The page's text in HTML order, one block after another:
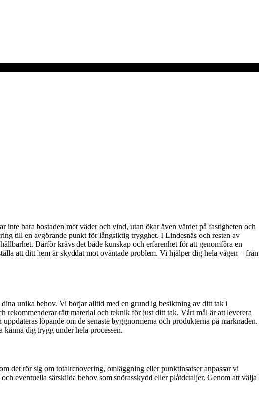
bara bostaden mot väder och vind, utan ökar även värdet på fastigheten och
till en avgörande punkt för långsiktig trygghet. I Lindesnäs och resten av
Därför krävs det både kunskap och erfarenhet för att genomföra en
att ditt hem är skyddat mot oväntade problem. Vi hjälper dig hela vägen – från
unika behov. Vi börjar alltid med en grundlig besiktning av ditt tak i
rekommenderar rätt material och teknik för just ditt tak. Vårt mål är att leverera
löpande om de senaste byggnormerna och produkterna på marknaden.
känna dig trygg under hela processen.
det rör sig om totalrenovering, omläggning eller punktinsatser anpassar vi
eventuella särskilda behov som snörasskydd eller plåtdetaljer. Genom att välja